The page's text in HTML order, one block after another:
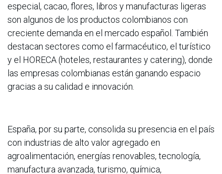
especial, cacao, flores, libros y manufacturas ligeras
son algunos de los productos colombianos con
creciente demanda en el mercado español. También
destacan sectores como el farmacéutico, el turístico
y el HORECA (hoteles, restaurantes y catering), donde
las empresas colombianas están ganando espacio
gracias a su calidad e innovación.
España, por su parte, consolida su presencia en el país
con industrias de alto valor agregado en
agroalimentación, energías renovables, tecnología,
manufactura avanzada, turismo, química,